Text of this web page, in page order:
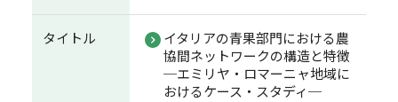
タイトル
イタリアの青果部門における農
協間ネットワークの構造と特徴
─エミリヤ・ロマーニャ地域に
おけるケース・スタディ─